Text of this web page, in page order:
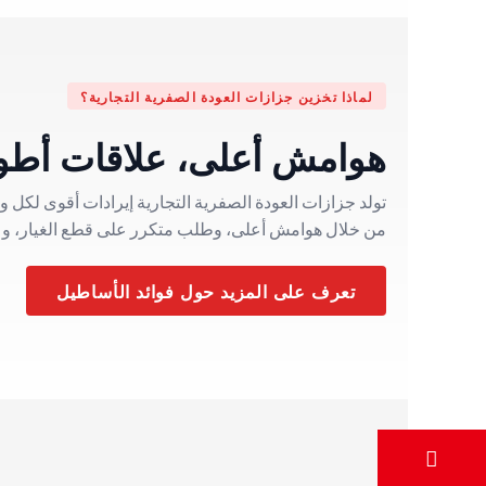
لماذا تخزين جزازات العودة الصفرية التجارية؟
هوامش أعلى، علاقات
تولد جزازات العودة الصفرية التجارية إيرادات أقوى
من خلال هوامش أعلى، وطلب متكرر على قطع الغيار،
تعرف على المزيد حول فوائد الأساطيل